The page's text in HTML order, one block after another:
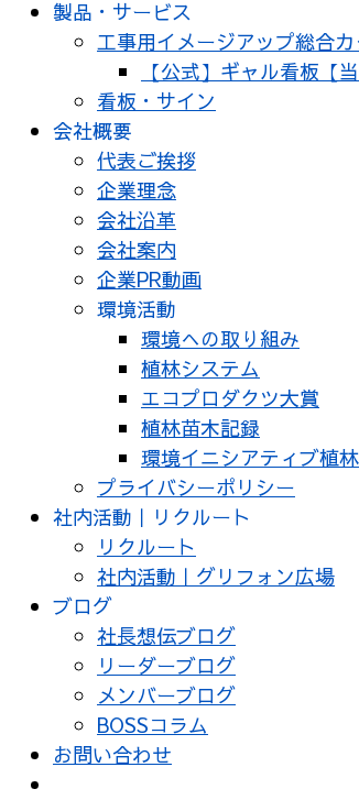
製品・サービス
工事用イメージアップ総合
【公式】ギャル看板【
看板・サイン
会社概要
代表ご挨拶
企業理念
会社沿革
会社案内
企業PR動画
環境活動
環境への取り組み
植林システム
エコプロダクツ大賞
植林苗木記録
環境イニシアティブ植
プライバシーポリシー
社内活動｜リクルート
リクルート
社内活動｜グリフォン広場
ブログ
社長想伝ブログ
リーダーブログ
メンバーブログ
BOSSコラム
お問い合わせ